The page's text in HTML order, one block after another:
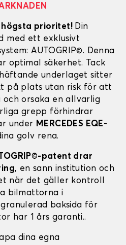
högsta prioritet! Din
med ett exklusivt
AUTOGRIP©. Denna
optimal säkerhet. Tack
underlaget sitter
på plats utan risk för att
orsaka en allvarlig
grepp förhindrar
under MERCEDES EQE-
golv rena.
patent drar
, en sann institution och
när det gäller kontroll
bilmattorna i
baksida för
har 1 års garanti..
dina egna